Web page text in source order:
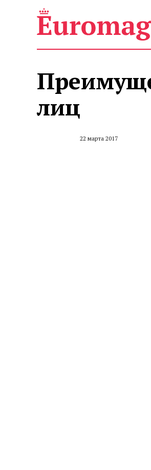
лиц
22 марта 2017